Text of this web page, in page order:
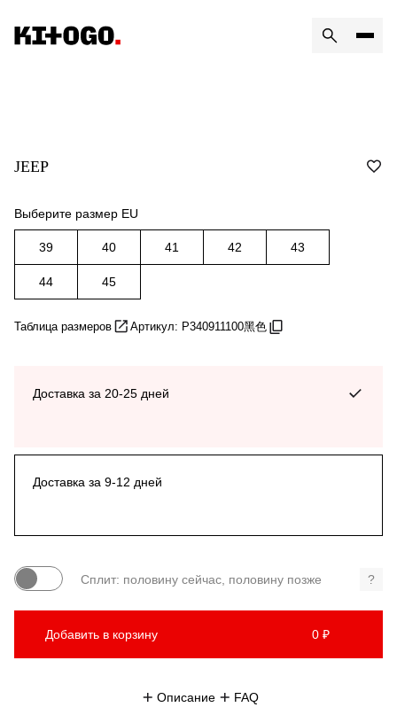
JEEP
Выберите размер EU
39 40 41 42 43
44 45
Таблица размеров Артикул: P340911100黑色
Доставка за 20-25 дней
Доставка за 9-12 дней
Сплит: половину сейчас, половину позже ?
Добавить в корзину 0 ₽
Описание FAQ